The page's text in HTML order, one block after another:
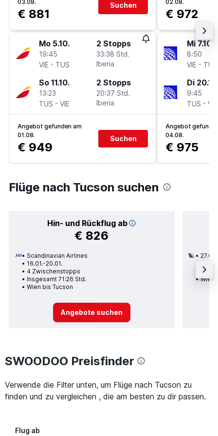
03.08.
€ 881
Suchen
Mo 5.10.
19:45
VIE - TUS
2 Stopps
33:38 Std.
Iberia
So 11.10.
13:23
TUS - VIE
2 Stopps
20:37 Std.
Iberia
Angebot gefunden am
01.08.
€ 949
Suchen
02.08.
€ 972
Mi 7.10.
8:50
VIE - TUS
Di
9:45
TUS - VIE
Angebot
04.08.
€ 975
Flüge nach Tucson suchen
Hin- und Rückflug ab
€ 826
Scandinavian Airlines
16.01.-20.01.
4 Zwischenstopps
Insgesamt 71:26 Std.
Wien bis Tucson
Angebote suchen
27.09.
Wien
SWOODOO Preisfinder
Verwende die Filter unten, um Flüge nach Tucson zu
finden und zu vergleichen , die am besten zu dir passen.
Flug ab